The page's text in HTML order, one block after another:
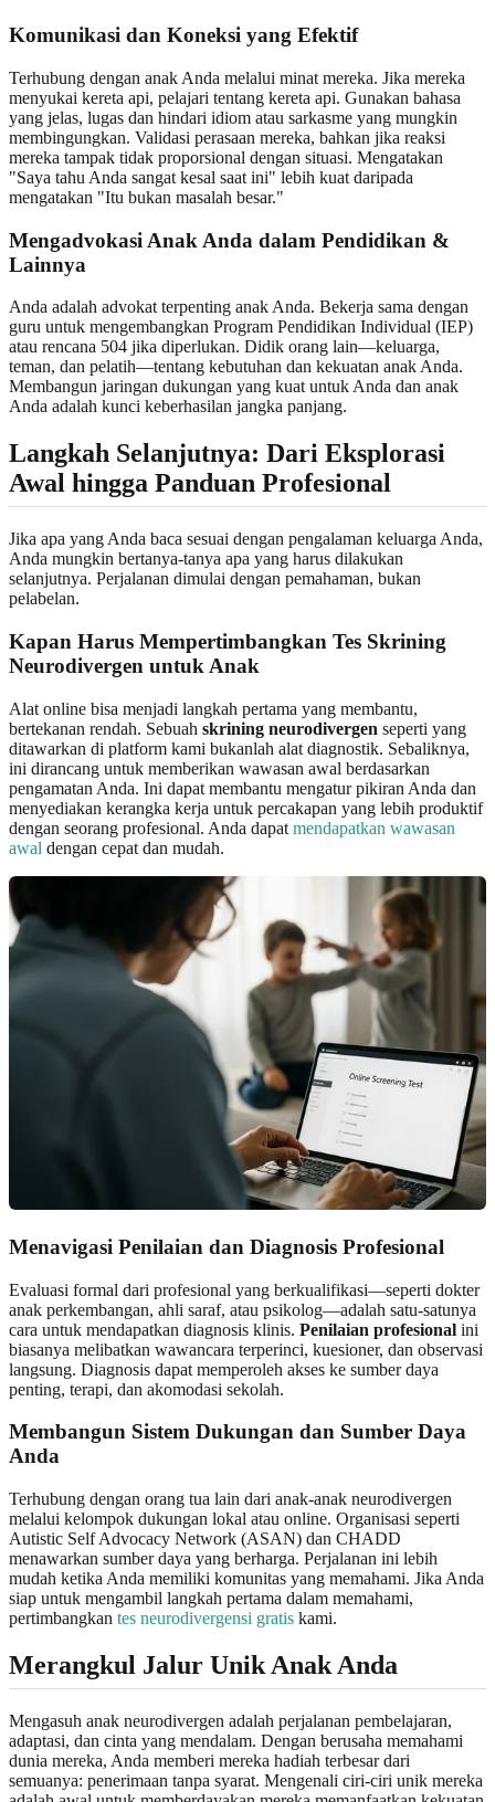
Komunikasi dan Koneksi yang Efektif
Terhubung dengan anak Anda melalui minat mereka. Jika mereka
menyukai kereta api, pelajari tentang kereta api. Gunakan bahasa
yang jelas, lugas dan hindari idiom atau sarkasme yang mungkin
membingungkan. Validasi perasaan mereka, bahkan jika reaksi
mereka tampak tidak proporsional dengan situasi. Mengatakan
"Saya tahu Anda sangat kesal saat ini" lebih kuat daripada
mengatakan "Itu bukan masalah besar."
Mengadvokasi Anak Anda dalam Pendidikan &
Lainnya
Anda adalah advokat terpenting anak Anda. Bekerja sama dengan
guru untuk mengembangkan Program Pendidikan Individual (IEP)
atau rencana 504 jika diperlukan. Didik orang lain—keluarga,
teman, dan pelatih—tentang kebutuhan dan kekuatan anak Anda.
Membangun jaringan dukungan yang kuat untuk Anda dan anak
Anda adalah kunci keberhasilan jangka panjang.
Langkah Selanjutnya: Dari Eksplorasi
Awal hingga Panduan Profesional
Jika apa yang Anda baca sesuai dengan pengalaman keluarga Anda,
Anda mungkin bertanya-tanya apa yang harus dilakukan
selanjutnya. Perjalanan dimulai dengan pemahaman, bukan
pelabelan.
Kapan Harus Mempertimbangkan Tes Skrining
Neurodivergen untuk Anak
Alat online bisa menjadi langkah pertama yang membantu,
bertekanan rendah. Sebuah skrining neurodivergen seperti yang
ditawarkan di platform kami bukanlah alat diagnostik. Sebaliknya,
ini dirancang untuk memberikan wawasan awal berdasarkan
pengamatan Anda. Ini dapat membantu mengatur pikiran Anda dan
menyediakan kerangka kerja untuk percakapan yang lebih produktif
dengan seorang profesional. Anda dapat mendapatkan wawasan
awal dengan cepat dan mudah.
Menavigasi Penilaian dan Diagnosis Profesional
Evaluasi formal dari profesional yang berkualifikasi—seperti dokter
anak perkembangan, ahli saraf, atau psikolog—adalah satu-satunya
cara untuk mendapatkan diagnosis klinis. Penilaian profesional ini
biasanya melibatkan wawancara terperinci, kuesioner, dan observasi
langsung. Diagnosis dapat memperoleh akses ke sumber daya
penting, terapi, dan akomodasi sekolah.
Membangun Sistem Dukungan dan Sumber Daya
Anda
Terhubung dengan orang tua lain dari anak-anak neurodivergen
melalui kelompok dukungan lokal atau online. Organisasi seperti
Autistic Self Advocacy Network (ASAN) dan CHADD
menawarkan sumber daya yang berharga. Perjalanan ini lebih
mudah ketika Anda memiliki komunitas yang memahami. Jika Anda
siap untuk mengambil langkah pertama dalam memahami,
pertimbangkan tes neurodivergensi gratis kami.
Merangkul Jalur Unik Anak Anda
Mengasuh anak neurodivergen adalah perjalanan pembelajaran,
adaptasi, dan cinta yang mendalam. Dengan berusaha memahami
dunia mereka, Anda memberi mereka hadiah terbesar dari
semuanya: penerimaan tanpa syarat. Mengenali ciri-ciri unik mereka